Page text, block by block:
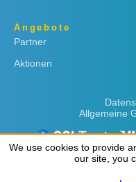
Angebote
Partner
Aktionen
Allgemeine
We use cookies to provide
our site, you
We use cookies to provide
our site, you